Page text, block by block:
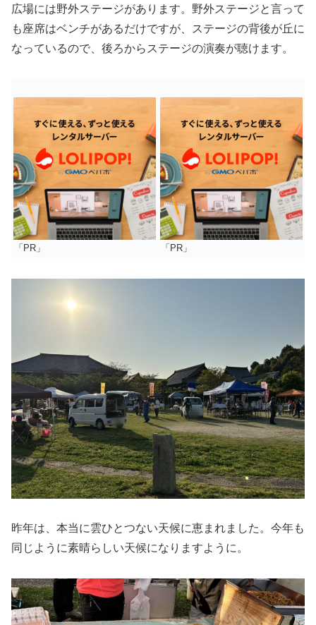
広場には野外ステージがあります。野外ステージと言って
も座席はベンチがあるだけですが、ステージの背後が丘に
なっているので、後ろからステージの演奏が聴けます。
「PR」 「PR」
昨年は、本当に雲ひとつない天候に恵まれました。今年も
同じように素晴らしい天候になりますように。